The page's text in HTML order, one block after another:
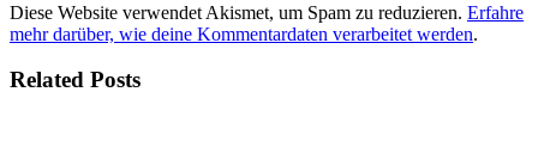
Diese Website verwendet Akismet, um Spam zu reduzieren. Erfahre
mehr darüber, wie deine Kommentardaten verarbeitet werden.
Related Posts